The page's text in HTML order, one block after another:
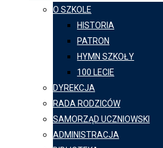
O SZKOLE
HISTORIA
PATRON
HYMN SZKOŁY
100 LECIE
DYREKCJA
RADA RODZICÓW
SAMORZĄD UCZNIOWSKI
ADMINISTRACJA